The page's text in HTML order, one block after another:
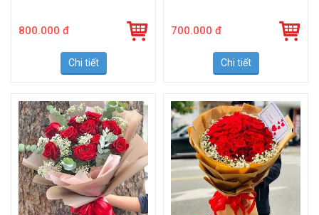
Chi tiết Chi tiết